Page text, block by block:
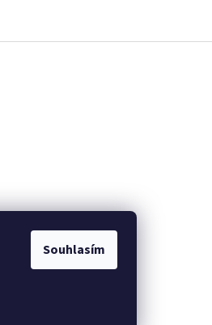
Souhlasím